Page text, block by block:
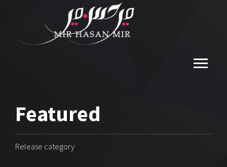
Featured
Release category